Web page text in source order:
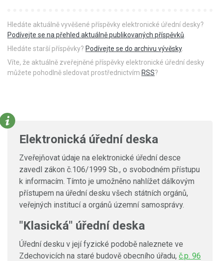
Hledáte aktuálně vyvěšené příspěvky elektronické úřední desky?
Podívejte se na přehled aktuálně publikovaných příspěvků
Hledáte starší příspěvky? Podívejte se do archivu vývěsky.
Víte, že aktuálně zveřejněné příspěvky elektronické úřední desky
můžete pohodlně sledovat prostřednictvím RSS?
Elektronická úřední deska
Zveřejňovat údaje na elektronické úřední desce
zavedl zákon č.106/1999 Sb., o svobodném přístupu
k informacím. Tímto je umožněno nahlížet dálkovým
přístupem na úřední desku všech státních orgánů,
veřejných institucí a orgánů územní samosprávy.
"Klasická" úřední deska
Úřední desku v její fyzické podobě naleznete ve
Zdechovicích na staré budově obecního úřadu, č.p. 96